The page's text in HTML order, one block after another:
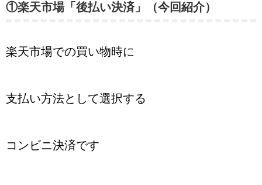
①楽天市場「後払い決済」（今回紹介）
楽天市場での買い物時に
支払い方法として選択する
コンビニ決済です